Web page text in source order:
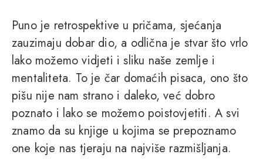
Puno je retrospektive u pričama, sjećanja
zauzimaju dobar dio, a odlična je stvar što vrlo
lako možemo vidjeti i sliku naše zemlje i
mentaliteta. To je čar domaćih pisaca, ono što
pišu nije nam strano i daleko, već dobro
poznato i lako se možemo poistovjetiti. A svi
znamo da su knjige u kojima se prepoznamo
one koje nas tjeraju na najviše razmišljanja.